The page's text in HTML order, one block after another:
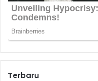
Terbaru